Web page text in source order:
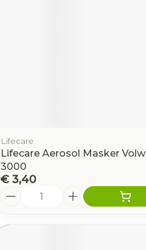
Lifecare
Lifecare Aerosol Masker Volw
3000
€ 3,40